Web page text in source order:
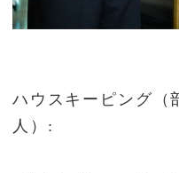
ハウスキーピング（
人）: